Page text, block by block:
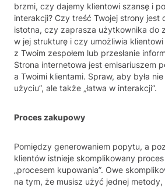
brzmi, czy dajemy klientowi szansę i
interakcji? Czy treść Twojej strony jest
istotna, czy zaprasza użytkownika do
w jej strukturę i czy umożliwia
z Twoim zespołem lub przesłanie
Strona internetowa jest emisariuszem
a Twoimi klientami. Spraw, aby była nie
użyciu”, ale także „łatwa w interakcji”.
Proces zakupowy
Pomiędzy generowaniem popytu, a
klientów istnieje skomplikowany
„procesem kupowania”. Owe
na tym, że musisz użyć jednej metody,